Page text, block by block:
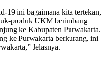
19 ini bagaimana kita tertekan,
produk UKM berimbang
ke Kabupaten Purwakarta.
ke Purwakarta berkurang, ini
Jelasnya.